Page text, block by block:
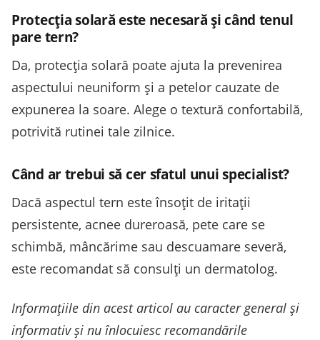
Protecția solară este necesară și când tenul
pare tern?
Da, protecția solară poate ajuta la prevenirea
aspectului neuniform și a petelor cauzate de
expunerea la soare. Alege o textură confortabilă,
potrivită rutinei tale zilnice.
Când ar trebui să cer sfatul unui specialist?
Dacă aspectul tern este însoțit de iritații
persistente, acnee dureroasă, pete care se
schimbă, mâncărime sau descuamare severă,
este recomandat să consulți un dermatolog.
Informațiile din acest articol au caracter general și
informativ și nu înlocuiesc recomandările